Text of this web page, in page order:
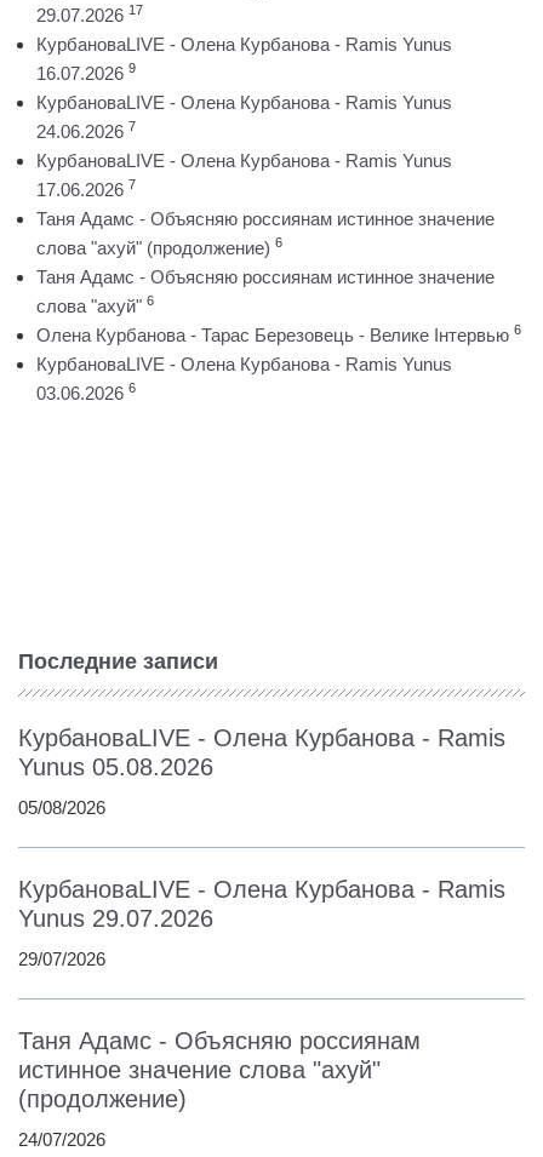
29.07.2026 17
КурбановаLIVE - Олена Курбанова - Ramis Yunus
16.07.2026 9
КурбановаLIVE - Олена Курбанова - Ramis Yunus
24.06.2026 7
КурбановаLIVE - Олена Курбанова - Ramis Yunus
17.06.2026 7
Таня Адамс - Объясняю россиянам истинное значение
слова "ахуй" (продолжение) 6
Таня Адамс - Объясняю россиянам истинное значение
слова "ахуй" 6
Олена Курбанова - Тарас Березовець - Велике Інтервью 6
КурбановаLIVE - Олена Курбанова - Ramis Yunus
03.06.2026 6
Последние записи
КурбановаLIVE - Олена Курбанова - Ramis
Yunus 05.08.2026
05/08/2026
КурбановаLIVE - Олена Курбанова - Ramis
Yunus 29.07.2026
29/07/2026
Таня Адамс - Объясняю россиянам
истинное значение слова "ахуй"
(продолжение)
24/07/2026